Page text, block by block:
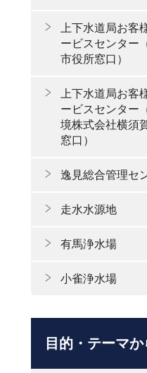
上下水道局お客
ービスセンター
市役所窓口）
上下水道局お客
ービスセンター
境株式会社横須
窓口）
逸見総合管理セ
走水水源地
有馬浄水場
小雀浄水場
目的・テーマ